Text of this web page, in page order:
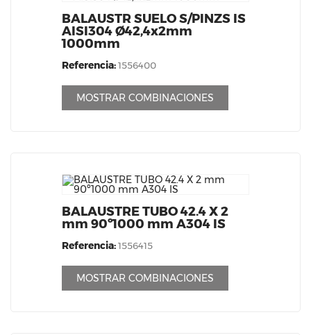
BALAUSTR SUELO S/PINZS IS
AISI304 Ø42,4x2mm
1000mm
Referencia:1556400
MOSTRAR COMBINACIONES
BALAUSTRE TUBO 42.4 X 2
mm 90º1000 mm A304 IS
Referencia:1556415
MOSTRAR COMBINACIONES